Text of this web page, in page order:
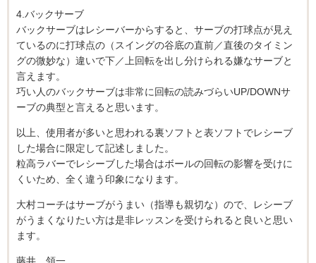
4.バックサーブ
バックサーブはレシーバーからすると、サーブの打球点が見え
ているのに打球点の（スイングの谷底の直前／直後のタイミン
グの微妙な）違いで下／上回転を出し分けられる嫌なサーブと
言えます。
巧い人のバックサーブは非常に回転の読みづらいUP/DOWNサ
ーブの典型と言えると思います。
以上、使用者が多いと思われる裏ソフトと表ソフトでレシーブ
した場合に限定して記述しました。
粒高ラバーでレシーブした場合はボールの回転の影響を受けに
くいため、全く違う印象になります。
大村コーチはサーブがうまい（指導も親切な）ので、レシーブ
がうまくなりたい方は是非レッスンを受けられると良いと思い
ます。